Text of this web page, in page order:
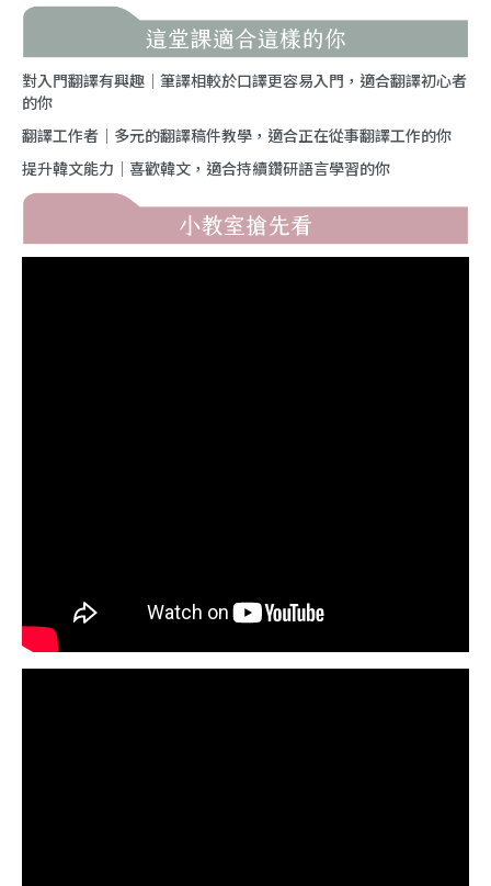
對入門翻譯有興趣｜筆譯相較於口譯更容易入門，適合翻譯初心者
的你
翻譯工作者｜多元的翻譯稿件教學，適合正在從事翻譯工作的你
提升韓文能力｜喜歡韓文，適合持續鑽研語言學習的你